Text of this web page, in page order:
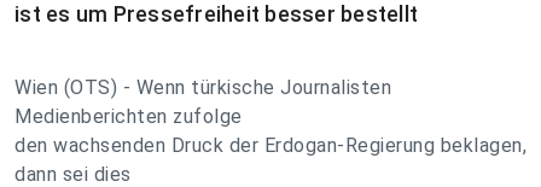
ist es um Pressefreiheit besser bestellt
Wien (OTS) - Wenn türkische Journalisten
Medienberichten zufolge
den wachsenden Druck der Erdogan-Regierung beklagen,
dann sei dies